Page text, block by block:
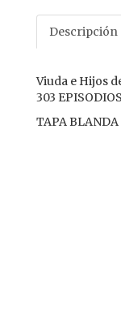
Descripción
Viuda e Hijos
303
TAPA BLANDA